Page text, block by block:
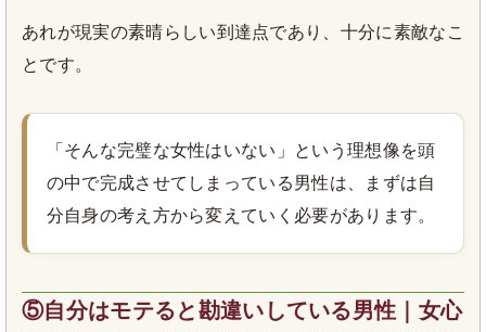
あれが現実の素晴らしい到達点であり、十分に素敵なこ
とです。
「そんな完璧な女性はいない」という理想像を頭
の中で完成させてしまっている男性は、まずは自
分自身の考え方から変えていく必要があります。
⑤自分はモテると勘違いしている男性｜女心